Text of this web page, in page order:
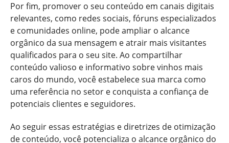
Por fim, promover o seu conteúdo em canais digitais
relevantes, como redes sociais, fóruns especializados
e comunidades online, pode ampliar o alcance
orgânico da sua mensagem e atrair mais visitantes
qualificados para o seu site. Ao compartilhar
conteúdo valioso e informativo sobre vinhos mais
caros do mundo, você estabelece sua marca como
uma referência no setor e conquista a confiança de
potenciais clientes e seguidores.
Ao seguir essas estratégias e diretrizes de otimização
de conteúdo, você potencializa o alcance orgânico do